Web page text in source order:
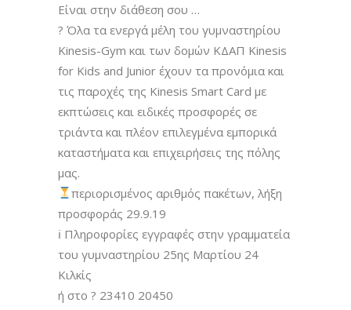
Είναι στην διάθεση σου …
? Όλα τα ενεργά μέλη του γυμναστηρίου
Kinesis-Gym και των δομών ΚΔΑΠ Kinesis
for Kids and Junior έχουν τα προνόμια και
τις παροχές της Kinesis Smart Card με
εκπτώσεις και ειδικές προσφορές σε
τριάντα και πλέον επιλεγμένα εμπορικά
καταστήματα και επιχειρήσεις της πόλης
μας.
περιορισμένος αριθμός πακέτων, λήξη
προσφοράς 29.9.19
ℹ Πληροφορίες εγγραφές στην γραμματεία
του γυμναστηρίου 25ης Μαρτίου 24
Κιλκίς
ή στο ? 23410 20450